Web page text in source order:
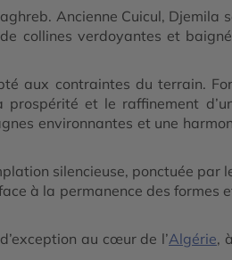
Ancienne Cuicul, Djemila
collines verdoyantes et
aux contraintes du terrain.
et le raffinement
environnantes et une
silencieuse, ponctuée par
à la permanence des formes
au cœur de l’Algérie,